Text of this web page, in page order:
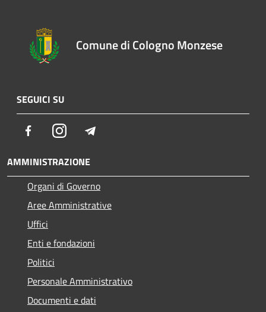
Comune di Cologno Monzese
SEGUICI SU
FacebookInstagram
AMMINISTRAZIONE
Organi di Governo
Aree Amministrative
Uffici
Enti e fondazioni
Politici
Personale Amministrativo
Documenti e dati